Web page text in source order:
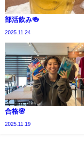
部活飲み🍻
2025.11.24
合格🌸
2025.11.19